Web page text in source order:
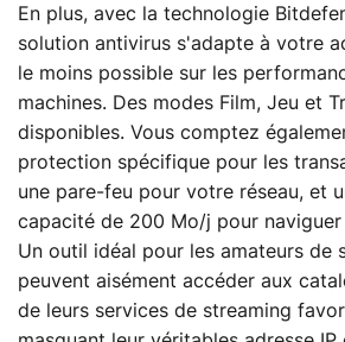
En plus, avec la technologie
solution antivirus s'adapte à votre
le moins possible sur les
machines. Des modes Film, Jeu et
disponibles. Vous comptez
protection spécifique pour les
une pare-feu pour votre réseau, et
capacité de 200 Mo/j pour
Un outil idéal pour les amateurs de
peuvent aisément accéder aux
de leurs services de streaming